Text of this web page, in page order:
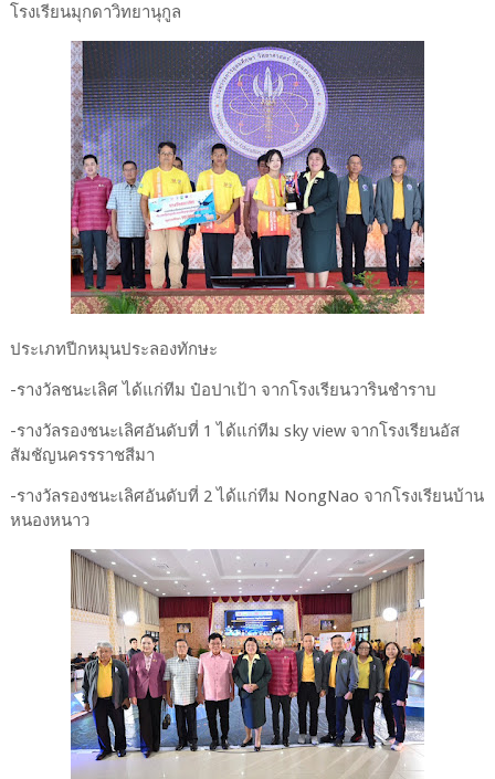
โรงเรียนมุกดาวิทยานุกูล
ประเภทปีกหมุนประลองทักษะ
-รางวัลชนะเลิศ ได้แก่ทีม ป๋อปาเป้า จากโรงเรียนวารินชำราบ
-รางวัลรองชนะเลิศอันดับที่ 1 ได้แก่ทีม sky view จากโรงเรียนอัส
สัมชัญนครรราชสีมา
-รางวัลรองชนะเลิศอันดับที่ 2 ได้แก่ทีม NongNao จากโรงเรียนบ้าน
หนองหนาว